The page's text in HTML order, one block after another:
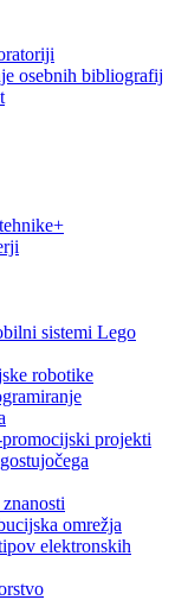
osebnih bibliografij
sistemi Lego
robotike
projekti
omrežja
elektronskih